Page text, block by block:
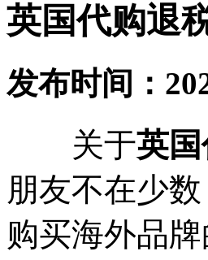
英国代购退
发布时间：
关于英
朋友不在少
购买海外品